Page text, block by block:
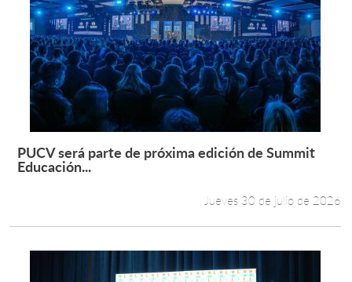
Leer más +
PUCV será parte de próxima edición de Summit
Educación...
Jueves 30 de julio de 2026